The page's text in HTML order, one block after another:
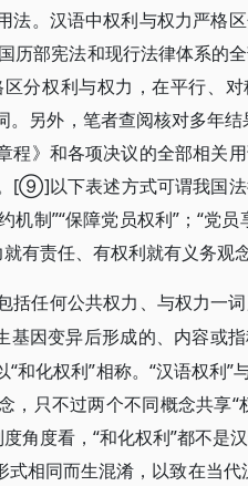
。汉语中权利与权力严格
历部宪法和现行法律体系的
分权利与权力，在平行、
另外，笔者查阅核对多年
》和各项决议的全部相关
[⑨]以下表述方式可谓我国
制”“保障党员权利”；“党
有责任、有权利就有义务观
括任何公共权力、与权力一
基因变异后形成的、内容或
化权利”相称。“汉语权利”
只不过两个不同概念共享“
角度看，“和化权利”都不是
相同而生混淆，以致在当代